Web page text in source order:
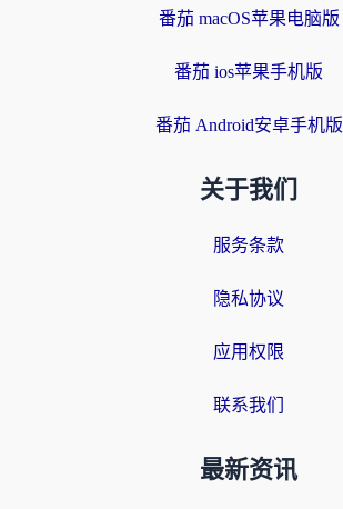
番茄 macOS苹果电脑版
番茄 ios苹果手机版
番茄 Android安卓手机版
关于我们
服务条款
隐私协议
应用权限
联系我们
最新资讯